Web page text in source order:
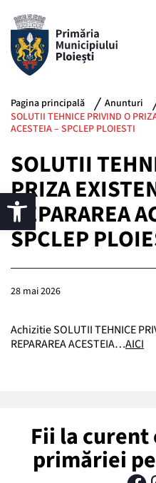
Pagina principală
Anunturi
SOLUTII TEHNICE PRIVIND O
ACESTEIA – SPCLEP PLOIESTI
SOLUTII
PRIZA
REPARAREA
SPCLEP
28 mai 2026
Achizitie SOLUTII TEHNICE
REPARAREA ACESTEIA…AICI
Fii la
primăriei